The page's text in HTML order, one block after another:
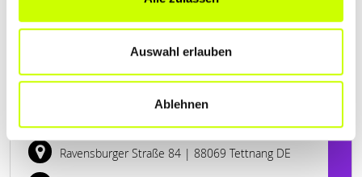
Auswahl erlauben
Ablehnen
DR. MED. VET. REINHOLD TRUPKOVIC
PRAKT. TIERARZT
Ravensburger Straße 84 | 88069 Tettnang DE